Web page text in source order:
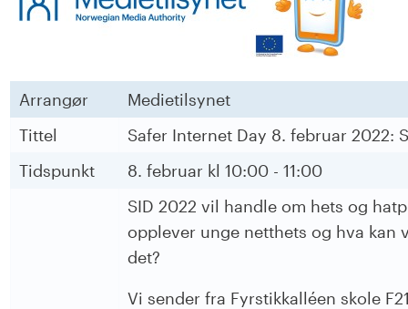
Arrangør
Medietilsynet
Tittel
Safer Internet Day 8. februar 2022:
Tidspunkt
8. februar kl 10:00 - 11:00
SID 2022 vil handle om hets og
opplever unge netthets og hva kan
det?
Vi sender fra Fyrstikkalléen skole